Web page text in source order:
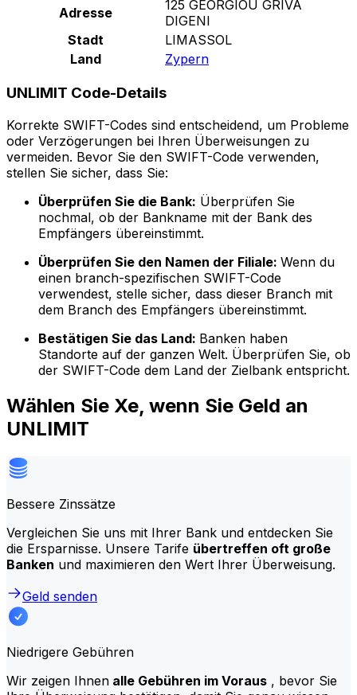
Adresse
125 GEORGIOU GRIVA
DIGENI
Stadt
LIMASSOL
Land
Zypern
UNLIMIT Code-Details
Korrekte SWIFT-Codes sind entscheidend, um Probleme
oder Verzögerungen bei Ihren Überweisungen zu
vermeiden. Bevor Sie den SWIFT-Code verwenden,
stellen Sie sicher, dass Sie:
Überprüfen Sie die Bank: Überprüfen Sie
nochmal, ob der Bankname mit der Bank des
Empfängers übereinstimmt.
Überprüfen Sie den Namen der Filiale: Wenn du
einen branch-spezifischen SWIFT-Code
verwendest, stelle sicher, dass dieser Branch mit
dem Branch des Empfängers übereinstimmt.
Bestätigen Sie das Land: Banken haben
Standorte auf der ganzen Welt. Überprüfen Sie, ob
der SWIFT-Code dem Land der Zielbank entspricht.
Wählen Sie Xe, wenn Sie Geld an
UNLIMIT
Bessere Zinssätze
Vergleichen Sie uns mit Ihrer Bank und entdecken Sie
die Ersparnisse. Unsere Tarife übertreffen oft große
Banken und maximieren den Wert Ihrer Überweisung.
Geld senden
Niedrigere Gebühren
Wir zeigen Ihnen alle Gebühren im Voraus , bevor Sie